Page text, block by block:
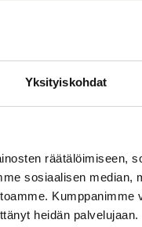
Yksityiskohdat
räätälöimiseen,
sosiaalisen median,
heidän palvelujaan.
tapahtumista ja Roots